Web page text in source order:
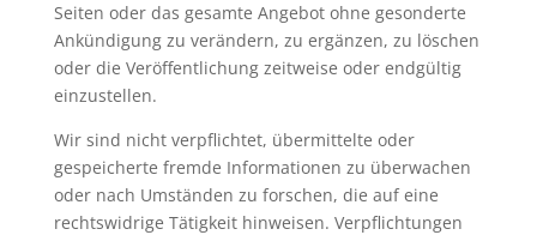
Seiten oder das gesamte Angebot ohne gesonderte
Ankündigung zu verändern, zu ergänzen, zu löschen
oder die Veröffentlichung zeitweise oder endgültig
einzustellen.
Wir sind nicht verpflichtet, übermittelte oder
gespeicherte fremde Informationen zu überwachen
oder nach Umständen zu forschen, die auf eine
rechtswidrige Tätigkeit hinweisen. Verpflichtungen